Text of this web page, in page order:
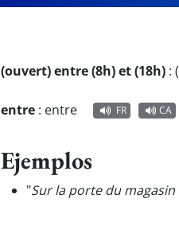
(ouvert) entre (8h) et (18h) :
entre : entre FR CA
Ejemplos
"Sur la porte du magasin